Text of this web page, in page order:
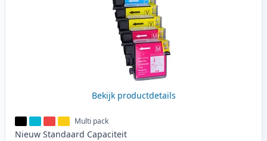
Bekijk productdetails
Multi pack
Nieuw Standaard Capaciteit